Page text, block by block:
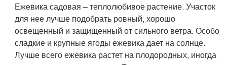
Ежевика садовая – теплолюбивое растение. Участок
для нее лучше подобрать ровный, хорошо
освещенный и защищенный от сильного ветра. Особо
сладкие и крупные ягоды ежевика дает на солнце.
Лучше всего ежевика растет на плодородных, иногда